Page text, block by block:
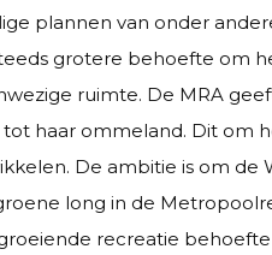
plannen van onder
grotere behoefte om
ruimte. De MRA
tot haar ommeland. Dit
De ambitie is om de
long in de
recreatie